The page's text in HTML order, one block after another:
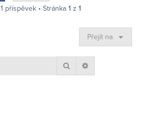
1 příspěvek • Stránka 1 z 1
Přejít na
Hledat